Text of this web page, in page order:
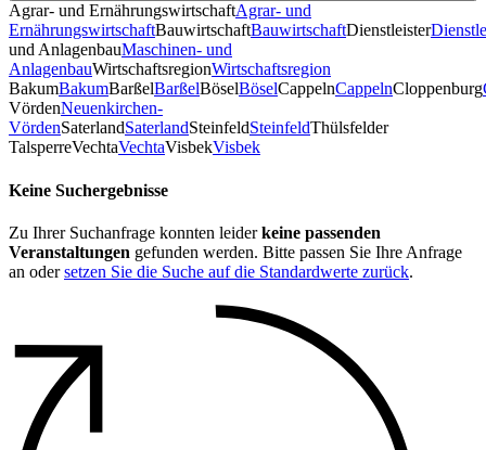
Agrar- und ErnährungswirtschaftAgrar- und
ErnährungswirtschaftBauwirtschaftBauwirtschaftDienstleister
und AnlagenbauMaschinen- und
AnlagenbauWirtschaftsregionWirtschaftsregion
BakumBakumBarßelBarßelBöselBöselCappelnCappelnCloppenburg
VördenNeuenkirchen-
VördenSaterlandSaterlandSteinfeldSteinfeldThülsfelder
TalsperreVechtaVechtaVisbekVisbek
Keine Suchergebnisse
Zu Ihrer Suchanfrage konnten leiderkeine passenden
Veranstaltungen gefunden werden. Bitte passen Sie Ihre Anfrage
an odersetzen Sie die Suche auf die Standardwerte zurück.